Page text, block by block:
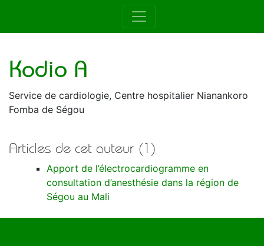
Auteur de la RAMUR
Kodio A
Service de cardiologie, Centre hospitalier Nianankoro
Fomba de Ségou
Articles de cet auteur (1)
Apport de l’électrocardiogramme en
consultation d’anesthésie dans la région de
Ségou au Mali